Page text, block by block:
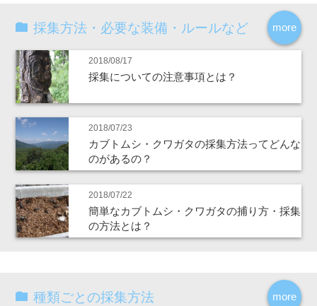
more
採集方法・必要な装備・ルールなど
2018/08/17
採集についての注意事項とは？
2018/07/23
カブトムシ・クワガタの採集方法ってどんな
のがあるの？
2018/07/22
簡単なカブトムシ・クワガタの捕り方・採集
の方法とは？
more
種類ごとの採集方法